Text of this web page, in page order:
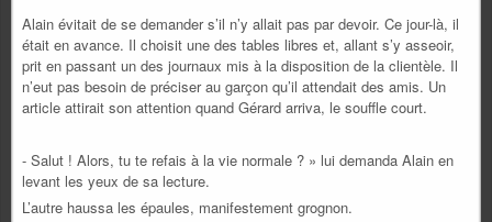
Alain évitait de se demander s’il n’y allait pas par devoir. Ce jour-là, il
était en avance. Il choisit une des tables libres et, allant s’y asseoir,
prit en passant un des journaux mis à la disposition de la clientèle. Il
n’eut pas besoin de préciser au garçon qu’il attendait des amis. Un
article attirait son attention quand Gérard arriva, le souffle court.
- Salut ! Alors, tu te refais à la vie normale ? » lui demanda Alain en
levant les yeux de sa lecture.
L’autre haussa les épaules, manifestement grognon.